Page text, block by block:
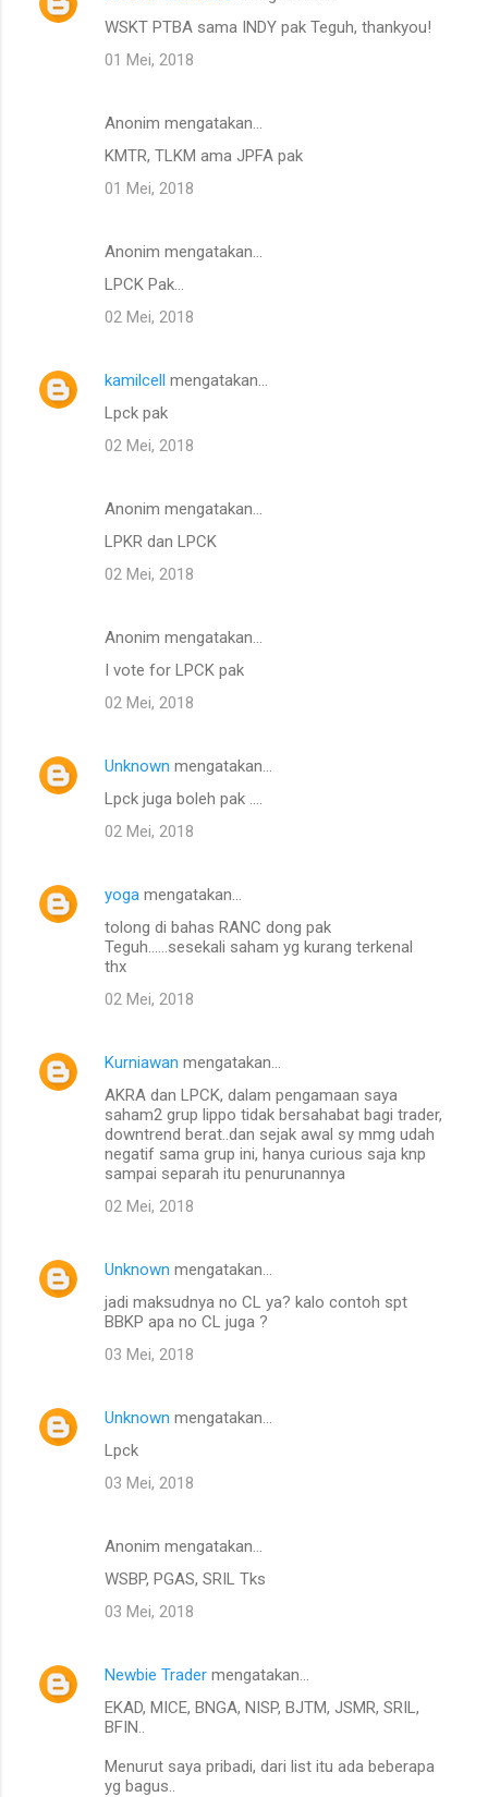
WSKT PTBA sama INDY pak Teguh, thankyou!
01 Mei, 2018
Anonim mengatakan…
KMTR, TLKM ama JPFA pak
01 Mei, 2018
Anonim mengatakan…
LPCK Pak...
02 Mei, 2018
kamilcell mengatakan…
Lpck pak
02 Mei, 2018
Anonim mengatakan…
LPKR dan LPCK
02 Mei, 2018
Anonim mengatakan…
I vote for LPCK pak
02 Mei, 2018
Unknown mengatakan…
Lpck juga boleh pak ....
02 Mei, 2018
yoga mengatakan…
tolong di bahas RANC dong pak
Teguh......sesekali saham yg kurang terkenal
thx
02 Mei, 2018
Kurniawan mengatakan…
AKRA dan LPCK, dalam pengamaan saya
saham2 grup lippo tidak bersahabat bagi trader,
downtrend berat..dan sejak awal sy mmg udah
negatif sama grup ini, hanya curious saja knp
sampai separah itu penurunannya
02 Mei, 2018
Unknown mengatakan…
jadi maksudnya no CL ya? kalo contoh spt
BBKP apa no CL juga ?
03 Mei, 2018
Unknown mengatakan…
Lpck
03 Mei, 2018
Anonim mengatakan…
WSBP, PGAS, SRIL Tks
03 Mei, 2018
Newbie Trader mengatakan…
EKAD, MICE, BNGA, NISP, BJTM, JSMR, SRIL,
BFIN..
Menurut saya pribadi, dari list itu ada beberapa
yg bagus..